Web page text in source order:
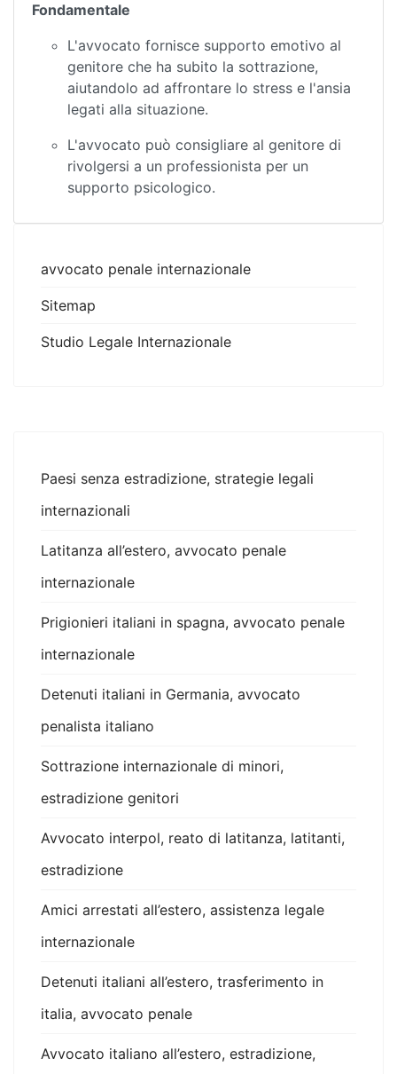
Fondamentale
L'avvocato fornisce supporto emotivo al
genitore che ha subito la sottrazione,
aiutandolo ad affrontare lo stress e l'ansia
legati alla situazione.
L'avvocato può consigliare al genitore di
rivolgersi a un professionista per un
supporto psicologico.
avvocato penale internazionale
Sitemap
Studio Legale Internazionale
Paesi senza estradizione, strategie legali
internazionali
Latitanza all’estero, avvocato penale
internazionale
Prigionieri italiani in spagna, avvocato penale
internazionale
Detenuti italiani in Germania, avvocato
penalista italiano
Sottrazione internazionale di minori,
estradizione genitori
Avvocato interpol, reato di latitanza, latitanti,
estradizione
Amici arrestati all’estero, assistenza legale
internazionale
Detenuti italiani all’estero, trasferimento in
italia, avvocato penale
Avvocato italiano all’estero, estradizione,